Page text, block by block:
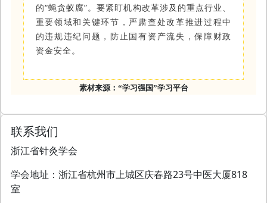
的“蝇贪蚁腐”。要紧盯机构改革涉及的重点行业、
重要领域和关键环节，严肃查处改革推进过程中
的违规违纪问题，防止国有资产流失，保障财政
资金安全。
素材来源： “学习强国”学习平台
联系我们
浙江省针灸学会
学会地址：浙江省杭州市上城区庆春路23号中医大厦818
室